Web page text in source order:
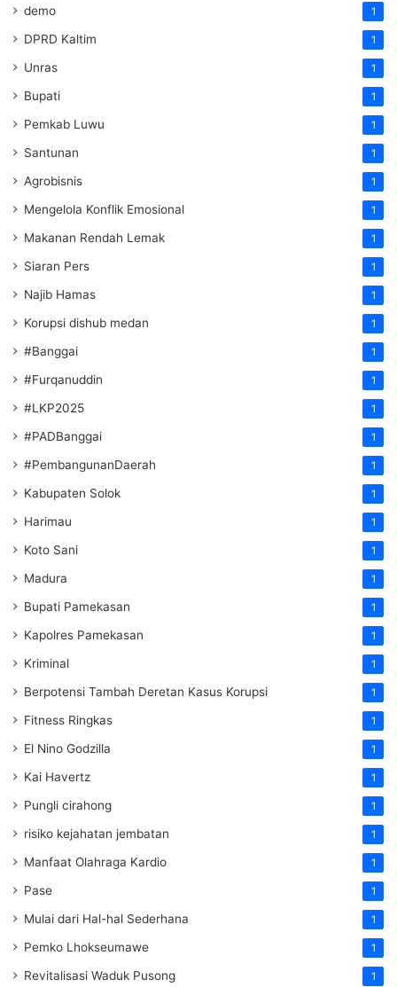
demo 1
DPRD Kaltim 1
Unras 1
Bupati 1
Pemkab Luwu 1
Santunan 1
Agrobisnis 1
Mengelola Konflik Emosional 1
Makanan Rendah Lemak 1
Siaran Pers 1
Najib Hamas 1
Korupsi dishub medan 1
#Banggai 1
#Furqanuddin 1
#LKP2025 1
#PADBanggai 1
#PembangunanDaerah 1
Kabupaten Solok 1
Harimau 1
Koto Sani 1
Madura 1
Bupati Pamekasan 1
Kapolres Pamekasan 1
Kriminal 1
Berpotensi Tambah Deretan Kasus Korupsi 1
Fitness Ringkas 1
El Nino Godzilla 1
Kai Havertz 1
Pungli cirahong 1
risiko kejahatan jembatan 1
Manfaat Olahraga Kardio 1
Pase 1
Mulai dari Hal-hal Sederhana 1
Pemko Lhokseumawe 1
Revitalisasi Waduk Pusong 1